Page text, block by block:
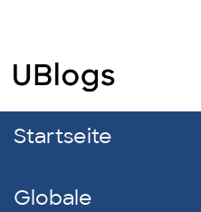
Startseite
Globale